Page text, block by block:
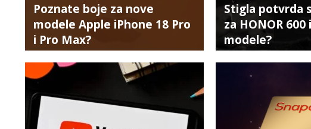
Poznate boje za nove
modele Apple iPhone 18 Pro
i Pro Max?
Stigla potvrda
za HONOR 600
modele?